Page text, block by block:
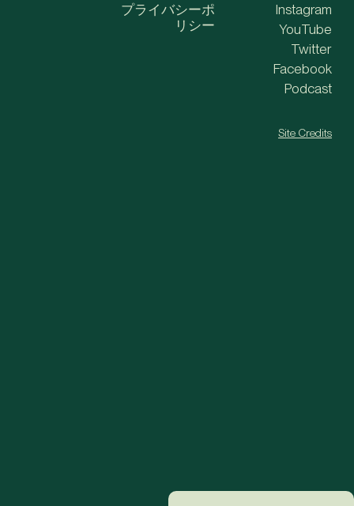
プライバシーポ
リシー
Instagram
YouTube
Twitter
Facebook
Podcast
Site Credits